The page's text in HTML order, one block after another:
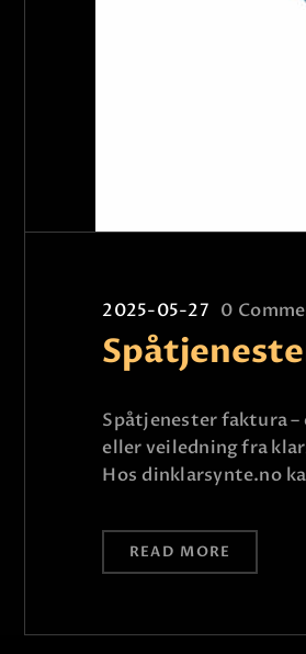
2025-05-27 0
Spåtjenester faktura
eller veiledning fra
Hos dinklarsynte.no
READ MORE